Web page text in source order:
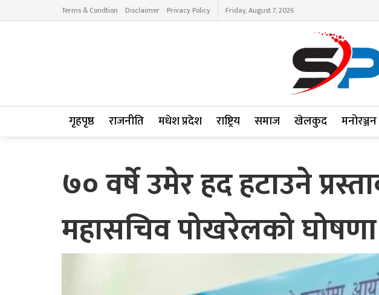
Terms & Condtion Disclaimer Privacy Policy Friday, August 7, 2026
गृहपृष्ठ राजनीति मधेश प्रदेश राष्ट्रिय समाज खेलकुद मनोरञ्जन
७० वर्षे उमेर हद हटाउने
महासचिव पोखरेलको घोषणा